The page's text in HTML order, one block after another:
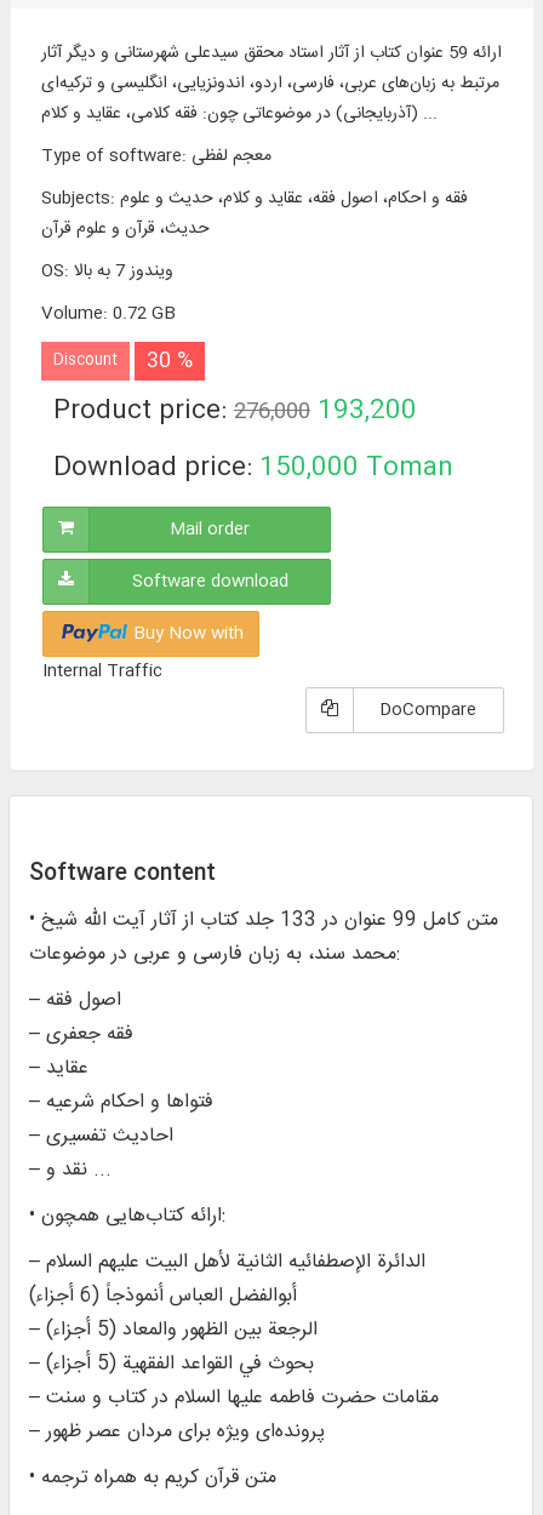
ارائه 59 عنوان کتاب از آثار استاد محقق سیدعلی شهرستانی و دیگر آثار
مرتبط به زبان‌های عربی، فارسی، اردو، اندونزیایی، انگلیسی و ترکیه‌ای
(آذربایجانی) در موضوعاتی چون: فقه کلامی، عقاید و کلام ...
Type of software: معجم لفظی
Subjects: فقه و احکام، اصول فقه، عقاید و كلام، حدیث و علوم
حدیث، قرآن و علوم قرآن
OS:
ویندوز 7 به بالا
Volume: 0.72 GB
Discount 30 %
Product price: 276,000 193,200
Toman
Download price: 150,000 Toman
Mail order
Software download
Buy Now with
Internal Traffic
DoCompare
Software content
• متن کامل 99 عنوان در 133 جلد کتاب از آثار آیت‌ الله شیخ
محمد سند، به زبان فارسی و عربی در موضوعات:
– اصول فقه
– فقه جعفری
– عقاید
– فتواها و احکام شرعیه
– احادیث تفسیری
– نقد و ...
• ارائه کتاب‌‌هایی همچون:
– الدائرة الإصطفائیه الثانیة لأهل البیت علیهم السلام
أبوالفضل العباس أنموذجاً (6 أجزاء)
– الرجعة بین الظهور والمعاد (5 أجزاء)
– بحوث في القواعد الفقهیة (5 أجزاء)
– مقامات حضرت فاطمه علیها السلام در کتاب و سنت
– پرونده‌ای ویژه برای مردان عصر ظهور
• متن قرآن کریم به همراه ترجمه